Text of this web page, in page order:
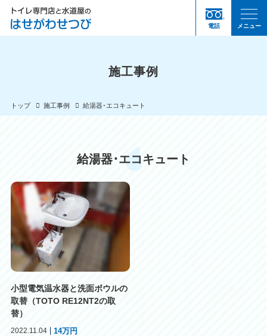
電話 メニュー
施工事例
トップ 施工事例 給湯器･エコキュート
給湯器･エコキュート
小型電気温水器と洗面ボウルの
取替（TOTO RE12NT2の取
替）
2022.11.04 14万円